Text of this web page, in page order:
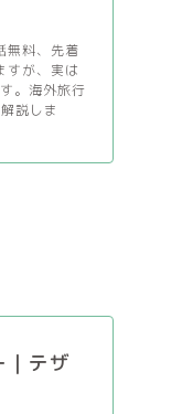
無料、先着
すが、実は
。海外旅行
説しま
テザ